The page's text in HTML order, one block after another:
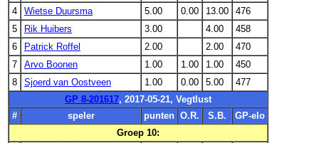
4
Wietse Duursma 5.00 0.00 13.00
476
5
Rik Huibers 3.00 4.00
458
6
Patrick Roffel 2.00 2.00
470
7
Arvo Boonen 1.00 1.00 1.00
450
8
Sjoerd van Oostveen 1.00 0.00 5.00
477
GP 8-201617, 2017-05-21, Vegtlust
#
speler punten O.R. S.B.
GP-elo
Groep 10: